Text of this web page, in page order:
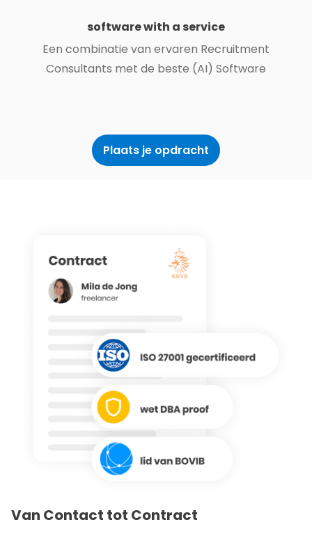
software with a service
Een combinatie van ervaren Recruitment
Consultants met de beste (AI) Software
Plaats je opdracht
Van Contact tot Contract